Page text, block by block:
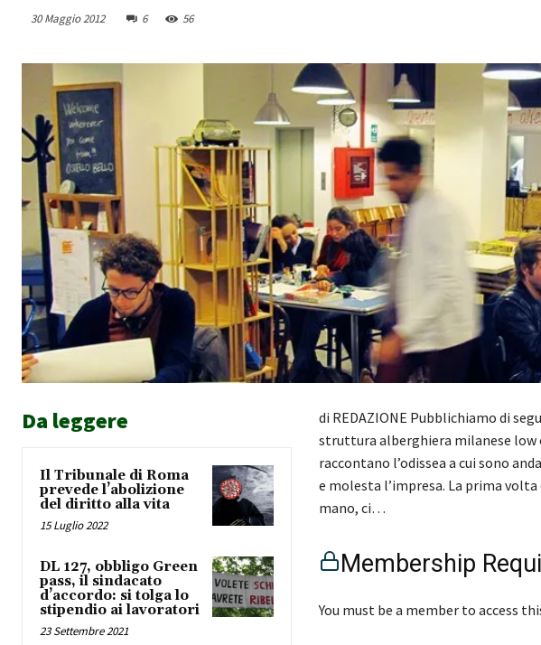
30 Maggio 2012 6 56
Da leggere
Il Tribunale di Roma
prevede l’abolizione
del diritto alla vita
15 Luglio 2022
DL 127, obbligo Green
pass, il sindacato
d’accordo: si tolga lo
stipendio ai lavoratori
23 Settembre 2021
di REDAZIONE Pubblichiamo di
struttura alberghiera milanese low
raccontano l’odissea a cui sono
e molesta l’impresa. La prima
mano, ci…
Membership
You must be a member to access